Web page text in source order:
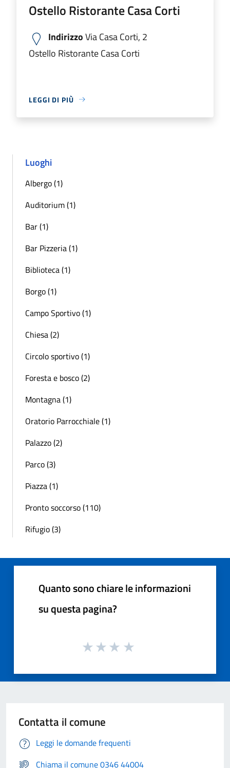
Ostello Ristorante Casa Corti
IndirizzoVia Casa Corti, 2
Ostello Ristorante Casa Corti
LEGGI DI PIÙ
Luoghi
Albergo (1)
Auditorium (1)
Bar (1)
Bar Pizzeria (1)
Biblioteca (1)
Borgo (1)
Campo Sportivo (1)
Chiesa (2)
Circolo sportivo (1)
Foresta e bosco (2)
Montagna (1)
Oratorio Parrocchiale (1)
Palazzo (2)
Parco (3)
Piazza (1)
Pronto soccorso (110)
Rifugio (3)
Quanto sono chiare le informazioni
su questa pagina?
Contatta il comune
Leggi le domande frequenti
Chiama il comune 0346 44004